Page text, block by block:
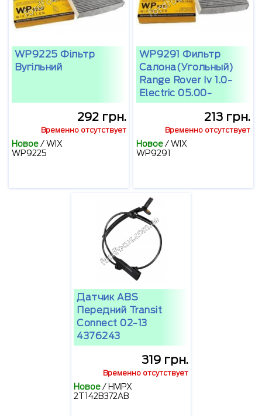
WP9225 Фільтр
Вугільний
292 грн.
Временно отсутствует
Новое/WIX
WP9225
WP9291 Фильтр
Салона(угольный)
Range Rover Iv 1.0-
Electric 05.00-
213 грн.
Временно отсутствует
Новое/WIX
WP9291
Датчик ABS
Передний Transit
Connect 02-13
4376243
319 грн.
Временно отсутствует
Новое/ HMPX
2T142B372AB